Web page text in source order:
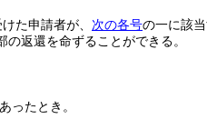
た申請者が、 次の各号の一に該
返還を命ずることができる。
ったとき。